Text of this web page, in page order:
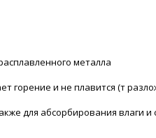
металла
и не плавится (т
для абсорбирования влаги и